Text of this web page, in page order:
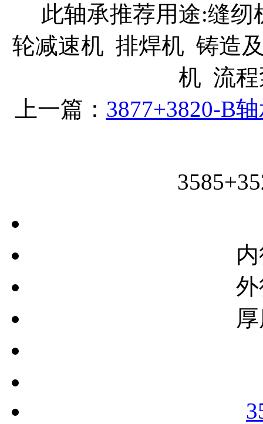
此轴承推荐用途:缝纫
轮减速机 排焊机 铸造
机 流
上一篇： 3877+3820-B